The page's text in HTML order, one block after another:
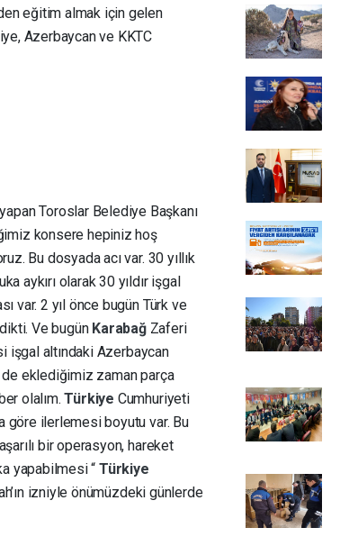
eğitim almak için gelen
Azerbaycan ve KKTC
Toroslar Belediye Başkanı
konsere hepiniz hoş
Bu dosyada acı var. 30 yıllık
aykırı olarak 30 yıldır işgal
var. 2 yıl önce bugün Türk ve
Ve bugün Karabağ Zaferi
işgal altındaki Azerbaycan
de eklediğimiz zaman parça
olalım.Türkiye Cumhuriyeti
göre ilerlemesi boyutu var. Bu
bir operasyon, hareket
yapabilmesi “Türkiye
izniyle önümüzdeki günlerde